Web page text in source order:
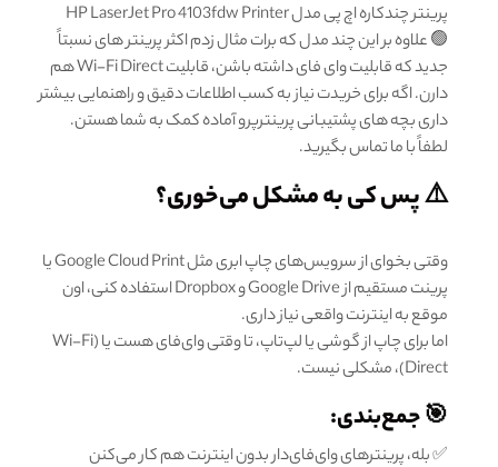
پرینتر چندکاره اچ پی مدل HP LaserJet Pro 4103fdw Printer
🟢 علاوه بر این چند مدل که برات مثال زدم اکثر پرینتر های نسبتاً
جدید که قابلیت وای فای داشته باشن، قابلیت Wi-Fi Direct هم
دارن. اگه برای خریدت نیاز به کسب اطلاعات دقیق و راهنمایی بیشتر
داری بچه های پشتیبانی پرینترپرو آماده کمک به شما هستن.
لطفاً با ما تماس بگیرید.
⚠️ پس کی به مشکل می‌خوری؟
وقتی بخوای از سرویس‌های چاپ ابری مثل Google Cloud Print یا
پرینت مستقیم از Google Drive و Dropbox استفاده کنی، اون
موقع به اینترنت واقعی نیاز داری.
اما برای چاپ از گوشی یا لپ‌تاپ، تا وقتی وای‌فای هست یا (Wi-Fi
Direct)، مشکلی نیست.
🎯 جمع‌بندی:
✅ بله، پرینترهای وای‌فای‌دار بدون اینترنت هم کار می‌کنن